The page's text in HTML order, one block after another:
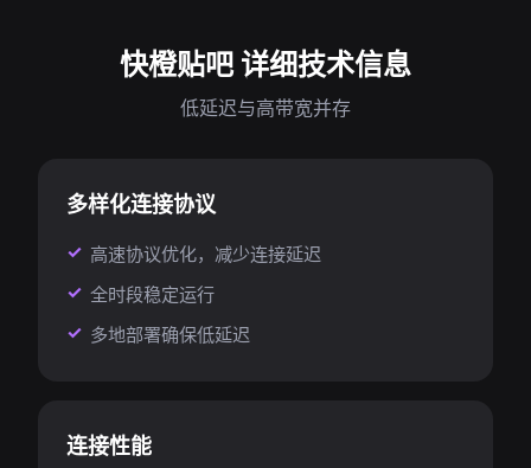
快橙贴吧 详细技术信息
低延迟与高带宽并存
多样化连接协议
高速协议优化，减少连接延迟
全时段稳定运行
多地部署确保低延迟
连接性能